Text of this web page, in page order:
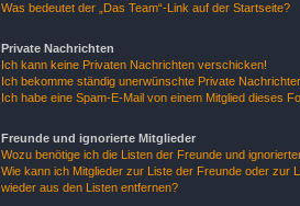
Was bedeutet der „Das Team“-Link auf der Startseite?
Private Nachrichten
Ich kann keine Privaten Nachrichten verschicken!
Ich bekomme ständig unerwünschte Private
Ich habe eine Spam-E-Mail von einem Mitglied dieses
Freunde und ignorierte Mitglieder
Wozu benötige ich die Listen der Freunde und
Wie kann ich Mitglieder zur Liste der Freunde oder zur
wieder aus den Listen entfernen?